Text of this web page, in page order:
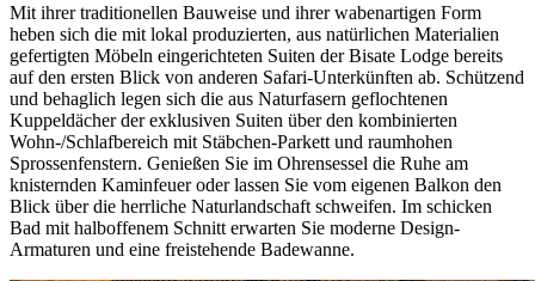
Mit ihrer traditionellen Bauweise und ihrer wabenartigen Form
heben sich die mit lokal produzierten, aus natürlichen Materialien
gefertigten Möbeln eingerichteten Suiten der Bisate Lodge bereits
auf den ersten Blick von anderen Safari-Unterkünften ab. Schützend
und behaglich legen sich die aus Naturfasern geflochtenen
Kuppeldächer der exklusiven Suiten über den kombinierten
Wohn-/Schlafbereich mit Stäbchen-Parkett und raumhohen
Sprossenfenstern. Genießen Sie im Ohrensessel die Ruhe am
knisternden Kaminfeuer oder lassen Sie vom eigenen Balkon den
Blick über die herrliche Naturlandschaft schweifen. Im schicken
Bad mit halboffenem Schnitt erwarten Sie moderne Design-
Armaturen und eine freistehende Badewanne.